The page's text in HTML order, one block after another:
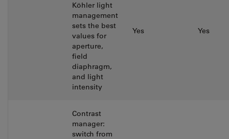
Köhler light
management
sets the best
values for
aperture,
field
diaphragm,
and light
intensity
Yes Yes
Contrast
manager:
switch from